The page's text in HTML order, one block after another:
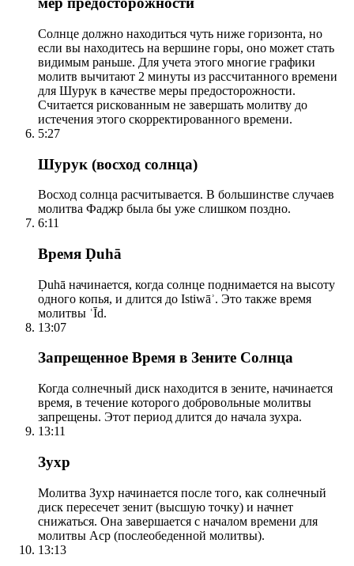
Солнце должно находиться чуть ниже горизонта, но
если вы находитесь на вершине горы, оно может стать
видимым раньше. Для учета этого многие графики
молитв вычитают 2 минуты из рассчитанного времени
для Шурук в качестве меры предосторожности.
Считается рискованным не завершать молитву до
истечения этого скорректированного времени.
5:27
Шурук (восход солнца)
Восход солнца расчитывается. В большинстве случаев
молитва Фаджр была бы уже слишком поздно.
6:11
Время Ḍuhā
Ḍuhā начинается, когда солнце поднимается на высоту
одного копья, и длится до Istiwāʾ. Это также время
молитвы ʿĪd.
13:07
Запрещенное Время в Зените Солнца
Когда солнечный диск находится в зените, начинается
время, в течение которого добровольные молитвы
запрещены. Этот период длится до начала зухра.
13:11
Зухр
Молитва Зухр начинается после того, как солнечный
диск пересечет зенит (высшую точку) и начнет
снижаться. Она завершается с началом времени для
молитвы Аср (послеобеденной молитвы).
13:13